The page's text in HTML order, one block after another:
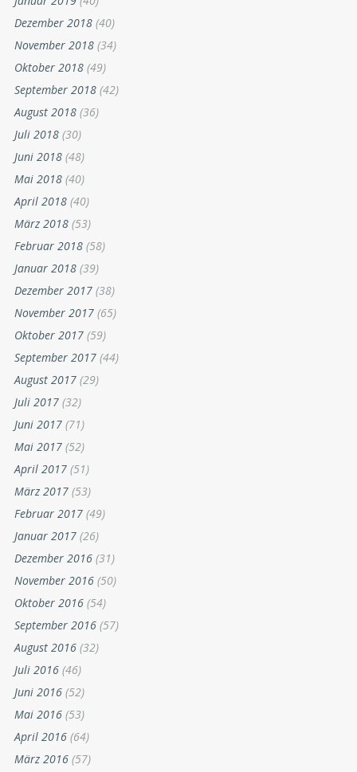
Dezember 2018 (40)
November 2018 (34)
Oktober 2018 (49)
September 2018 (42)
August 2018 (36)
Juli 2018 (30)
Juni 2018 (48)
Mai 2018 (40)
April 2018 (40)
März 2018 (53)
Februar 2018 (58)
Januar 2018 (39)
Dezember 2017 (38)
November 2017 (65)
Oktober 2017 (59)
September 2017 (44)
August 2017 (29)
Juli 2017 (32)
Juni 2017 (71)
Mai 2017 (52)
April 2017 (51)
März 2017 (53)
Februar 2017 (49)
Januar 2017 (26)
Dezember 2016 (31)
November 2016 (50)
Oktober 2016 (54)
September 2016 (57)
August 2016 (32)
Juli 2016 (46)
Juni 2016 (52)
Mai 2016 (53)
April 2016 (64)
März 2016 (57)